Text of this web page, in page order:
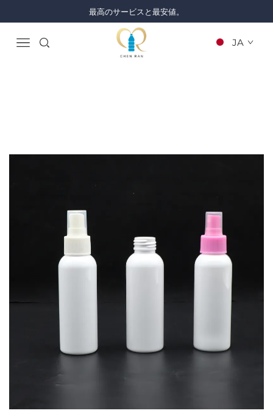
最高のサービスと最安値。
JA